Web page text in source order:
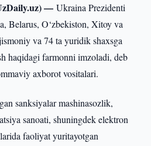
—Ukraina Prezidenti
Belarus, O‘zbekiston, Xitoy va
va 74 ta yuridik shaxsga
haqidagi farmonni imzoladi, deb
axborot vositalari.
sanksiyalar mashinasozlik,
sanoati, shuningdek elektron
faoliyat yuritayotgan